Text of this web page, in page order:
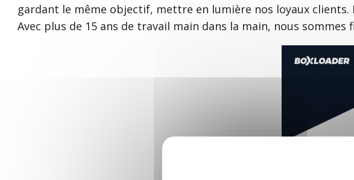
gardant le même objectif, mettre en lumière nos loyaux clients.
Avec plus de 15 ans de travail main dans la main, nous